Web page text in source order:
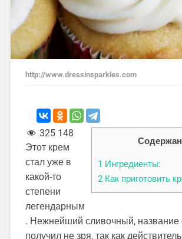
http://www.dressinsparkles.com
1 Ингредиенты:
2 Как приготовить
325 148
Этот крем
стал уже в
какой-то
степени
легендарным
. Нежнейший сливочный, название
получил не зря, так как